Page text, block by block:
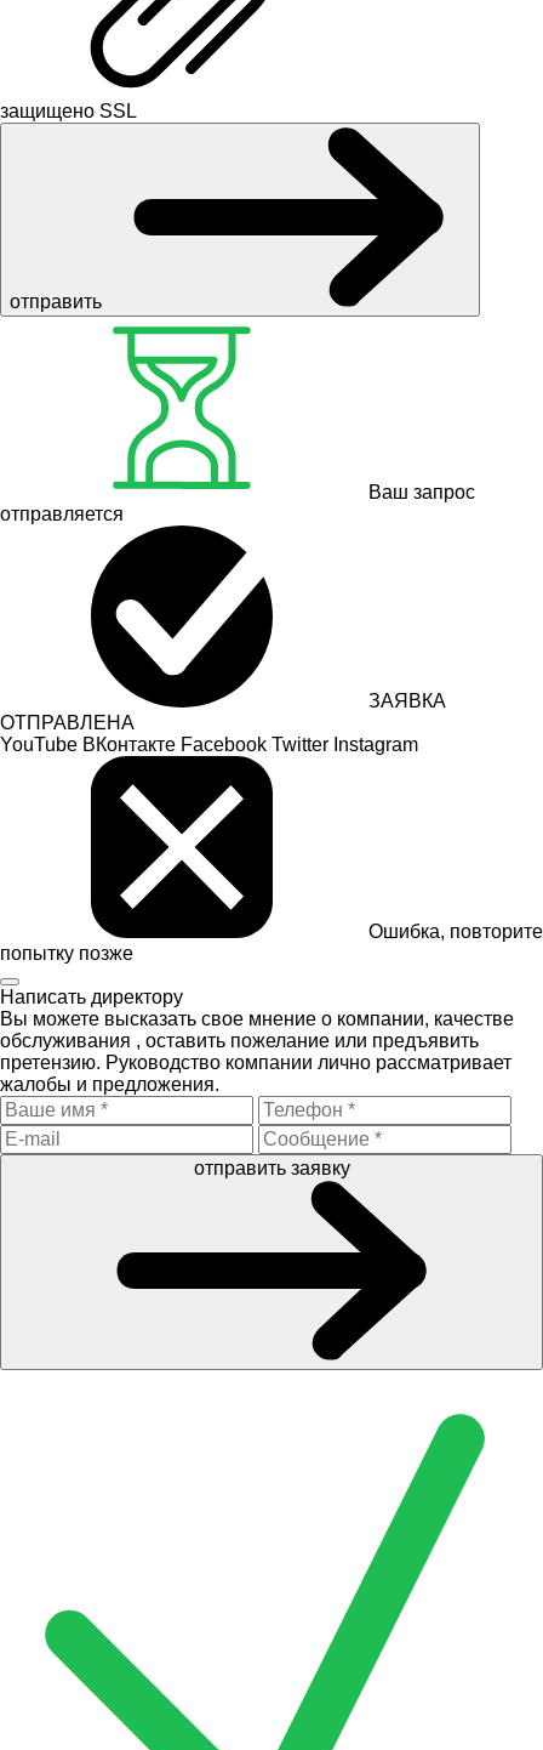
защищено SSL
отправить
Ваш запрос
отправляется
ЗАЯВКА
ОТПРАВЛЕНА
YouTube ВКонтакте Facebook Twitter Instagram
Ошибка, повторите
попытку позже
Написать директору
Вы можете высказать свое мнение о компании, качестве
обслуживания , оставить пожелание или предъявить
претензию. Руководство компании лично рассматривает
жалобы и предложения.
отправить заявку